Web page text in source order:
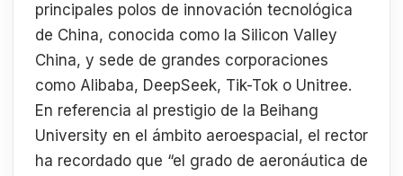
principales polos de innovación tecnológica
de China, conocida como la Silicon Valley
China, y sede de grandes corporaciones
como Alibaba, DeepSeek, Tik-Tok o Unitree.
En referencia al prestigio de la Beihang
University en el ámbito aeroespacial, el rector
ha recordado que “el grado de aeronáutica de